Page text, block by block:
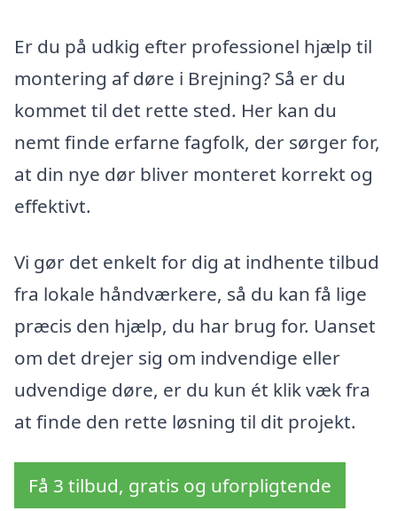
Er du på udkig efter professionel hjælp til
montering af døre i Brejning? Så er du
kommet til det rette sted. Her kan du
nemt finde erfarne fagfolk, der sørger for,
at din nye dør bliver monteret korrekt og
effektivt.
Vi gør det enkelt for dig at indhente tilbud
fra lokale håndværkere, så du kan få lige
præcis den hjælp, du har brug for. Uanset
om det drejer sig om indvendige eller
udvendige døre, er du kun ét klik væk fra
at finde den rette løsning til dit projekt.
Få 3 tilbud, gratis og uforpligtende